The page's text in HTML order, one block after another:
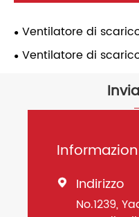
Ventilatore di
Ventilatore di
 Indirizzo
No.1239,